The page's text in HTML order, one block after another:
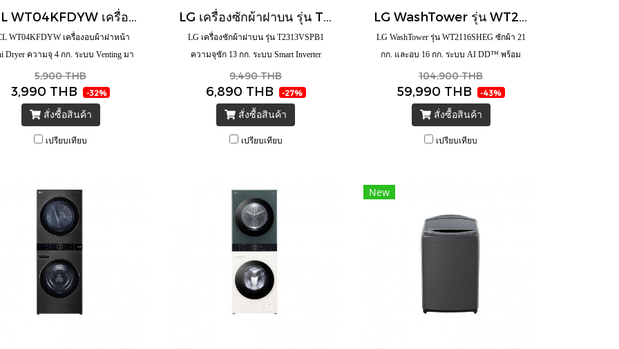
WT04KFDYW เครื่องอบผ้าฝาหน้า
Dryer ความจุ 4 กก. ระบบ Venting มา
3D Drying, Auto Dry, Time Dry, Child
ดีไซน์กะทัดรัด เหมาะสำหรับคอนโด
และพื้นที่จำกัด
5,900 THB
3,990 THB -32%
สั่งซื้อสินค้า
เปรียบเทียบ
LG เครื่องซักผ้าฝาบน รุ่น T2313VSPB1
ความจุซัก 13 กก. ระบบ Smart Inverter
9,490 THB
6,890 THB -27%
สั่งซื้อสินค้า
เปรียบเทียบ
LG WashTower รุ่น WT2116SHEG ซักผ้า 21
กก. และอบ 16 กก. ระบบ AI DD™ พร้อม
Smart WI-FI control ควบคุมสั่งงานผ่านสมา
ร์ทโฟน
104,900 THB
59,990 THB -43%
สั่งซื้อสินค้า
เปรียบเทียบ
New